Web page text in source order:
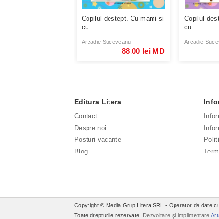
Copilul destept. Cu mami si
cu ...
Arcadie Suceveanu
88,00 lei MD
Copilul
cu ...
Arcadie
Editura Litera
Contact
Despre noi
Posturi vacante
Blog
Copyright © Media Grup Litera SRL - Operator de date
Toate drepturile rezervate. Dezvoltare şi implimentare